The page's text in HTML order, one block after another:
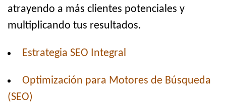
atrayendo a más clientes potenciales y
multiplicando tus resultados.
Estrategia SEO Integral
Optimización para Motores de Búsqueda
(SEO)